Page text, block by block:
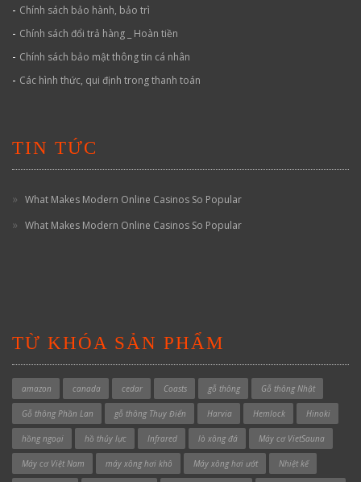
- Chính sách bảo hành, bảo trì
- Chính sách đổi trả hàng _ Hoàn tiền
- Chính sách bảo mật thông tin cá nhân
- Các hình thức, qui định trong thanh toán
TIN TỨC
What Makes Modern Online Casinos So Popular
What Makes Modern Online Casinos So Popular
TỪ KHÓA SẢN PHẨM
amazon canada cedar Coasts gỗ thông Gỗ thông Nhật
Gỗ thông Phần Lan gỗ thông Thụy Điển Harvia Hemlock Hinoki
hồng ngoại hồ thủy lực Infrared lò xông đá Máy cơ VietSauna
Máy cơ Việt Nam máy xông hơi khô Máy xông hơi ướt Nhiệt kế